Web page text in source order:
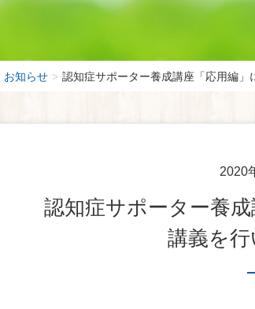
お知らせ 認知症サポーター養成講座「応用編」
2020
認知症サポーター養
講義を行